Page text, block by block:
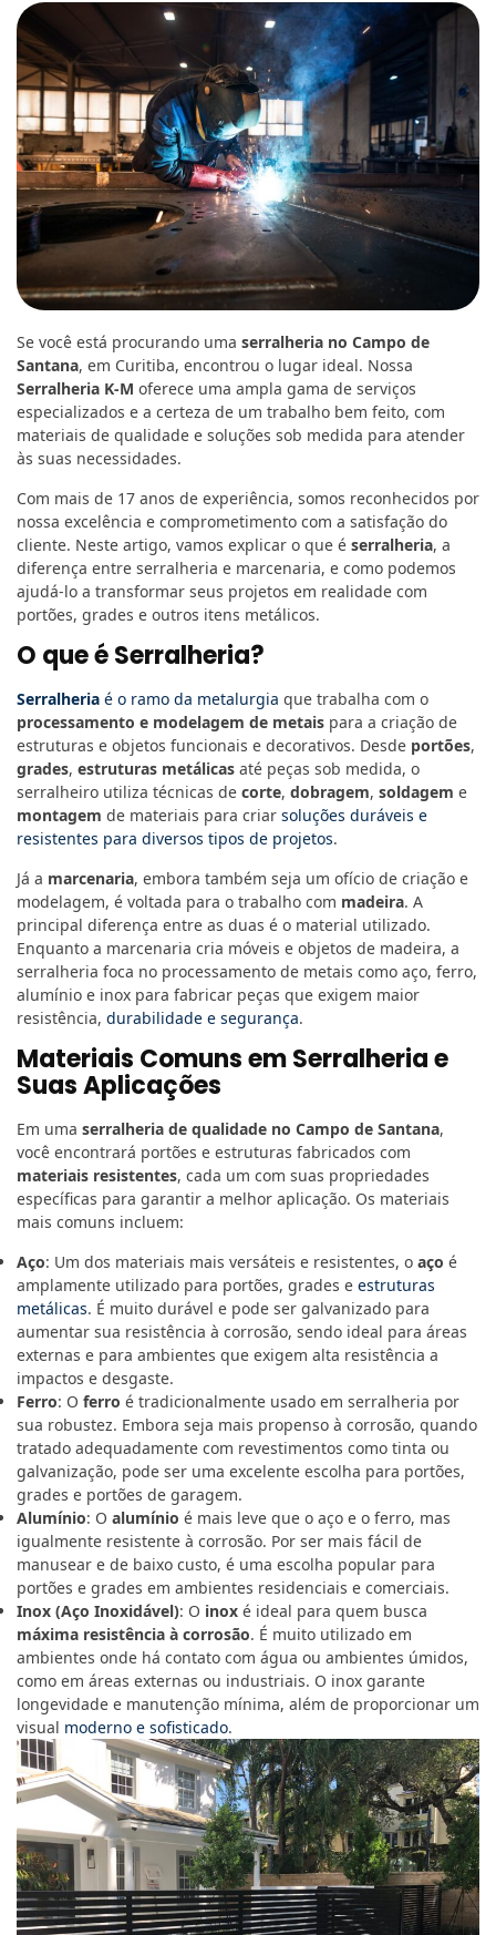
Se você está procurando uma serralheria no Campo de
Santana, em Curitiba, encontrou o lugar ideal. Nossa
Serralheria K-M oferece uma ampla gama de serviços
especializados e a certeza de um trabalho bem feito, com
materiais de qualidade e soluções sob medida para atender
às suas necessidades.
Com mais de 17 anos de experiência, somos reconhecidos por
nossa excelência e comprometimento com a satisfação do
cliente. Neste artigo, vamos explicar o que é serralheria, a
diferença entre serralheria e marcenaria, e como podemos
ajudá-lo a transformar seus projetos em realidade com
portões, grades e outros itens metálicos.
O que é Serralheria?
Serralheria é o ramo da metalurgia que trabalha com o
processamento e modelagem de metais para a criação de
estruturas e objetos funcionais e decorativos. Desde portões,
grades, estruturas metálicas até peças sob medida, o
serralheiro utiliza técnicas de corte, dobragem, soldagem e
montagem de materiais para criar soluções duráveis e
resistentes para diversos tipos de projetos.
Já a marcenaria, embora também seja um ofício de criação e
modelagem, é voltada para o trabalho com madeira. A
principal diferença entre as duas é o material utilizado.
Enquanto a marcenaria cria móveis e objetos de madeira, a
serralheria foca no processamento de metais como aço, ferro,
alumínio e inox para fabricar peças que exigem maior
resistência, durabilidade e segurança.
Materiais Comuns em Serralheria e
Suas Aplicações
Em uma serralheria de qualidade no Campo de Santana,
você encontrará portões e estruturas fabricados com
materiais resistentes, cada um com suas propriedades
específicas para garantir a melhor aplicação. Os materiais
mais comuns incluem:
Aço: Um dos materiais mais versáteis e resistentes, o aço é
amplamente utilizado para portões, grades e estruturas
metálicas. É muito durável e pode ser galvanizado para
aumentar sua resistência à corrosão, sendo ideal para áreas
externas e para ambientes que exigem alta resistência a
impactos e desgaste.
Ferro: O ferro é tradicionalmente usado em serralheria por
sua robustez. Embora seja mais propenso à corrosão, quando
tratado adequadamente com revestimentos como tinta ou
galvanização, pode ser uma excelente escolha para portões,
grades e portões de garagem.
Alumínio: O alumínio é mais leve que o aço e o ferro, mas
igualmente resistente à corrosão. Por ser mais fácil de
manusear e de baixo custo, é uma escolha popular para
portões e grades em ambientes residenciais e comerciais.
Inox (Aço Inoxidável): O inox é ideal para quem busca
máxima resistência à corrosão. É muito utilizado em
ambientes onde há contato com água ou ambientes úmidos,
como em áreas externas ou industriais. O inox garante
longevidade e manutenção mínima, além de proporcionar um
visual moderno e sofisticado.